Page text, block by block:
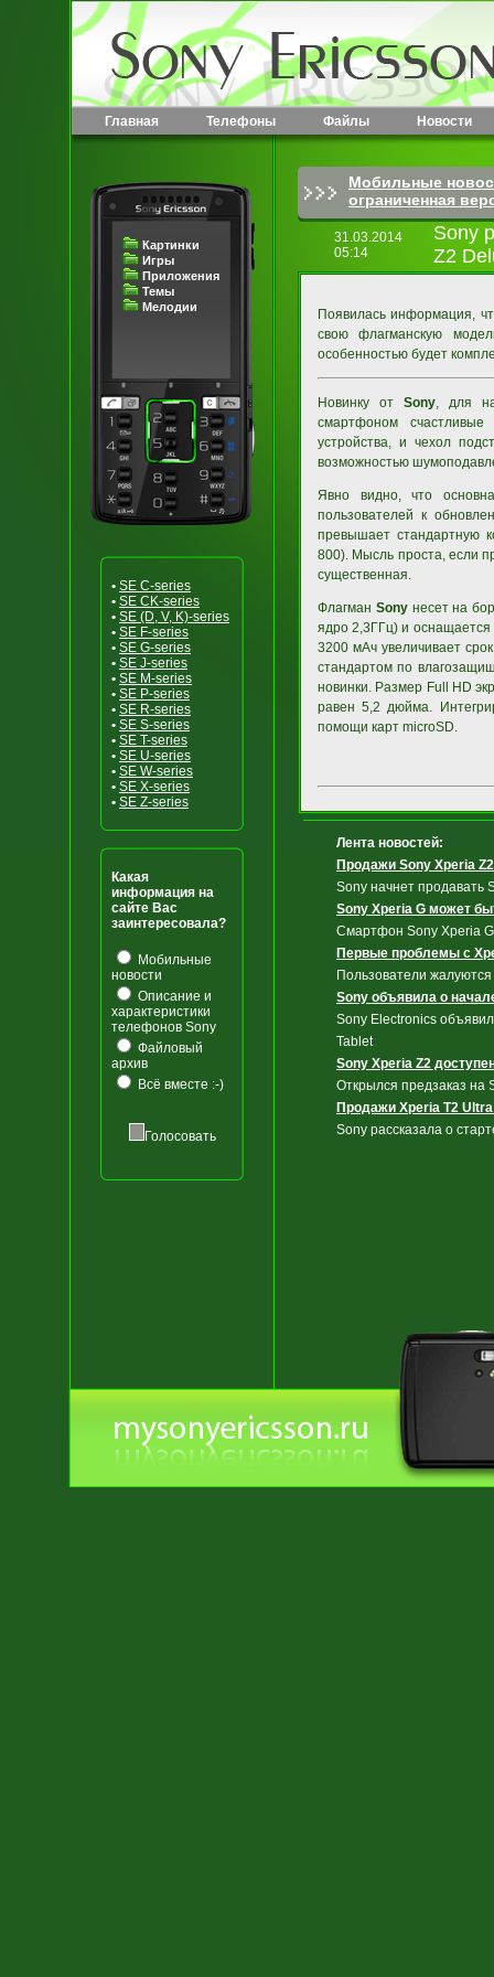
Главная Телефоны Файлы Новости
Картинки
Игры
Приложения
Темы
Мелодии
• SE C-series
• SE CK-series
• SE (D, V, K)-series
• SE F-series
• SE G-series
• SE J-series
• SE M-series
• SE P-series
• SE R-series
• SE S-series
• SE T-series
• SE U-series
• SE W-series
• SE X-series
• SE Z-series
Какая
информация на
сайте Вас
заинтересовала?
Мобильные
новости
Описание и
характеристики
телефонов Sony
Файловый
архив
Всё вместе :-)
Голосовать
Мобильные
ограниченная
31.03.2014
05:14
Sony
Z2
Появилась информация,
свою флагманскую
особенностью будет
Новинку от Sony, для
смартфоном
устройства, и чехол
возможностью
Явно видно, что
пользователей к
превышает стандартную
800). Мысль проста, если
существенная.
Флагман Sonyнесет на
ядро 2,3ГГц) и оснащается
3200 мАч увеличивает
стандартом по
новинки. Размер Full HD
равен 5,2 дюйма.
помощи карт microSD.
Лента новостей:
Продажи Sony Xperia
Sony начнет продавать
Sony Xperia G может
Смартфон Sony Xperia G
Первые проблемы с
Пользователи
Sony объявила о
Sony Electronics
Tablet
Sony Xperia Z2
Открылся предзаказ на
Продажи Xperia T2
Sony рассказала о